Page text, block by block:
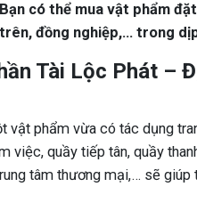
có thể mua vật phẩm
đồng nghiệp,… trong
Tài Lộc Phát –
vật phẩm vừa có tác dụng
việc, quầy tiếp tân, quầy
tâm thương mại,… sẽ giúp